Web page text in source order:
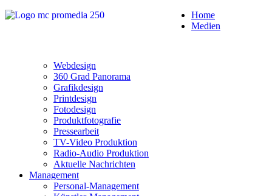
Home
Medien
Webdesign
360 Grad Panorama
Grafikdesign
Printdesign
Fotodesign
Produktfotografie
Pressearbeit
TV-Video Produktion
Radio-Audio Produktion
Aktuelle Nachrichten
Management
Personal-Management